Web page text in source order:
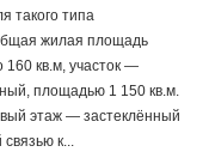
такого типа
жилая площадь
160 кв.м, участок —
площадью 1 150 кв.м.
этаж — застеклённый
к...